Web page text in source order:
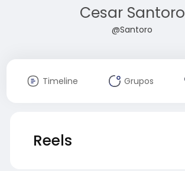
Cesar Santoro
@Santoro
Timeline Grupos
Reels